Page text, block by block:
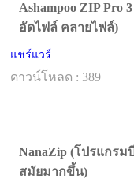
Ashampoo ZIP Pro
อัดไฟล์ คลายไฟล์)
แชร์แวร์
ดาวน์โหลด : 389
NanaZip (โปรแกร
สมัยมากขึ้น)